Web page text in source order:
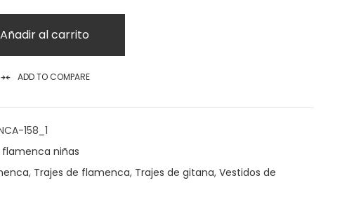
Añadir al carrito
ADD TO COMPARE
158_1
flamenca niñas
, Trajes de flamenca, Trajes de gitana, Vestidos de